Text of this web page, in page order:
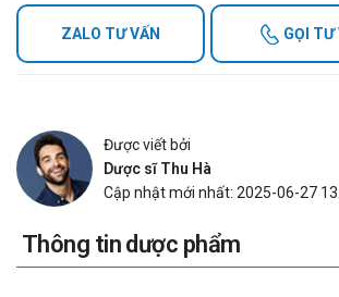
ZALO TƯ VẤN GỌI TƯ
Được viết bởi
Dược sĩ Thu Hà
Cập nhật mới nhất: 2025-06-27
Thông tin dược phẩm